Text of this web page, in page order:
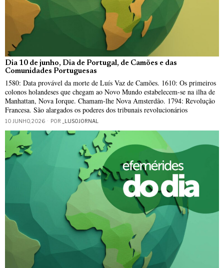
Dia 10 de junho, Dia de Portugal, de Camões e das
Comunidades Portuguesas
1580: Data provável da morte de Luís Vaz de Camões. 1610: Os primeiros
colonos holandeses que chegam ao Novo Mundo estabelecem-se na ilha de
Manhattan, Nova Iorque. Chamam-lhe Nova Amsterdão. 1794: Revolução
Francesa. São alargados os poderes dos tribunais revolucionários
10 JUNHO, 2026 POR _LUSOJORNAL